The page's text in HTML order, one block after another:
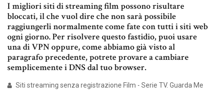
I migliori siti di streaming film possono risultare
bloccati, il che vuol dire che non sarà possibile
raggiungerli normalmente come fate con tutti i siti web
ogni giorno. Per risolvere questo fastidio, puoi usare
una di VPN oppure, come abbiamo già visto al
paragrafo precedente, potrete provare a cambiare
semplicemente i DNS dal tuo browser.
Siti streaming senza registrazione Film - Serie TV. Guarda Me